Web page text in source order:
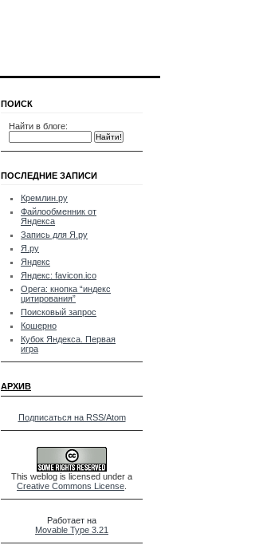
ПОИСК
Найти в блоге:
ПОСЛЕДНИЕ ЗАПИСИ
Кремлин.ру
Файлообменник от
Яндекса
Запись для Я.ру
Я.ру
Яндекс
Яндекс: favicon.ico
Opera: кнопка “индекс
цитирования”
Поисковый запрос
Кошерно
Кубок Яндекса. Первая
игра
АРХИВ
Подписаться на RSS/Atom
This weblog is licensed under a
Creative Commons License
Работает на
Movable Type 3.21